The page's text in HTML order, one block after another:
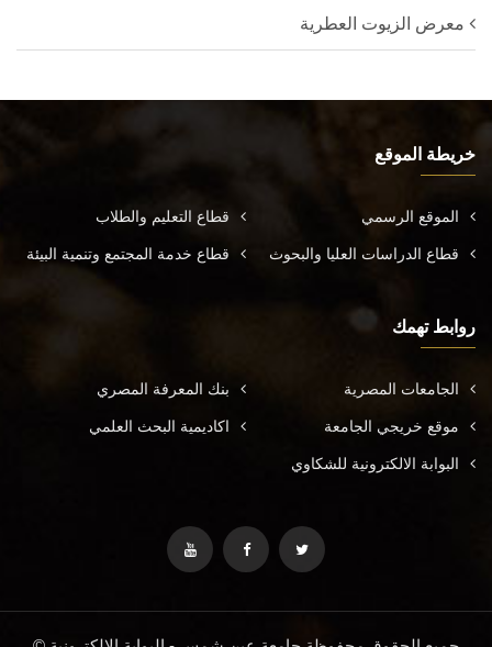
معرض الزيوت العطرية
خريطة الموقع
الموقع الرسمي قطاع التعليم والطلاب
قطاع الدراسات العليا والبحوث قطاع خدمة المجتمع وتنمية البيئة
روابط تهمك
الجامعات المصرية بنك المعرفة المصري
موقع خريجي الجامعة اكاديمية البحث العلمي
البوابة الالكترونية للشكاوي